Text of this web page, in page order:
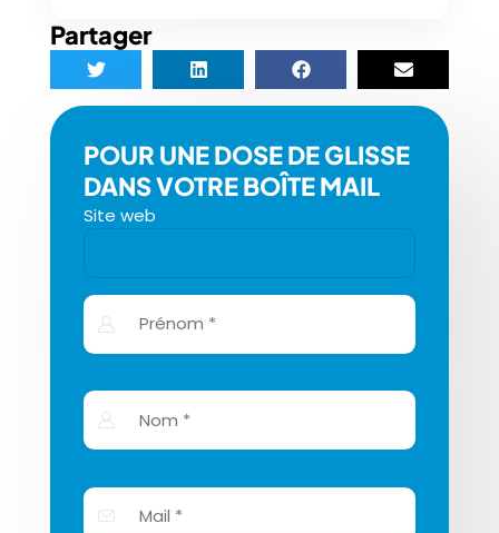
Partager
POUR UNE DOSE DE GLISSE
DANS VOTRE BOÎTE MAIL
Site web